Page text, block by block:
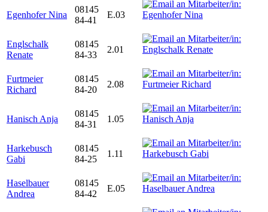
Egenhofer Nina
08145
84-41
E.03
Englschalk
Renate
08145
84-33
2.01
Furtmeier
Richard
08145
84-20
2.08
Hanisch Anja
08145
84-31
1.05
Harkebusch
Gabi
08145
84-25
1.11
Haselbauer
Andrea
08145
84-42
E.05